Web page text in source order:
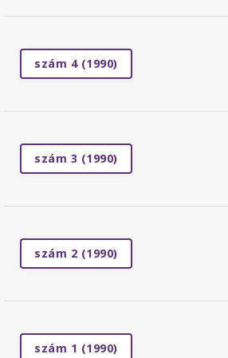
szám 4 (1990)
szám 3 (1990)
szám 2 (1990)
szám 1 (1990)